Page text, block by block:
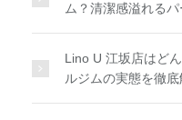
ム？清潔感溢れる
Lino U 江坂店はど
ルジムの実態を徹底